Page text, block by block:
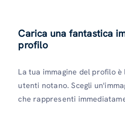
Carica una fantastica
profilo
La tua immagine del profilo
utenti notano. Scegli
che rappresenti